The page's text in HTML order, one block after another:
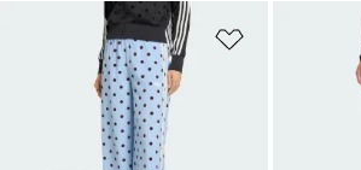
Dodaj do